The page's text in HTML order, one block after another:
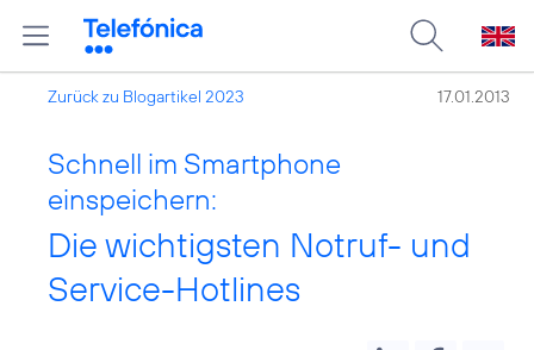
Zurück zu Blogartikel 2023 17.01.2013
Schnell im Smartphone
einspeichern:
Die wichtigsten Notruf- und
Service-Hotlines